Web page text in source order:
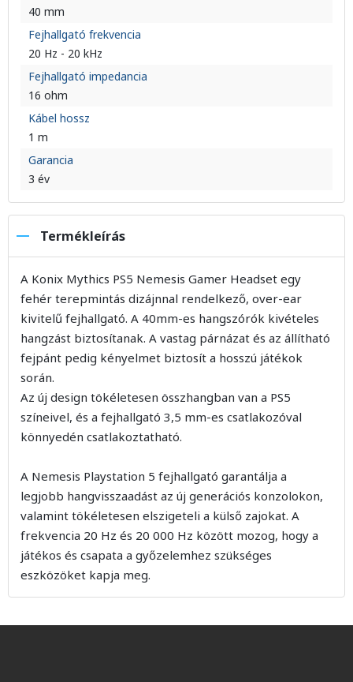
40 mm
Fejhallgató frekvencia
20 Hz - 20 kHz
Fejhallgató impedancia
16 ohm
Kábel hossz
1 m
Garancia
3 év
Termékleírás
A Konix Mythics PS5 Nemesis Gamer Headset egy
fehér terepmintás dizájnnal rendelkező, over-ear
kivitelű fejhallgató. A 40mm-es hangszórók kivételes
hangzást biztosítanak. A vastag párnázat és az állítható
fejpánt pedig kényelmet biztosít a hosszú játékok
során.
Az új design tökéletesen összhangban van a PS5
színeivel, és a fejhallgató 3,5 mm-es csatlakozóval
könnyedén csatlakoztatható.
A Nemesis Playstation 5 fejhallgató garantálja a
legjobb hangvisszaadást az új generációs konzolokon,
valamint tökéletesen elszigeteli a külső zajokat. A
frekvencia 20 Hz és 20 000 Hz között mozog, hogy a
játékos és csapata a győzelemhez szükséges
eszközöket kapja meg.